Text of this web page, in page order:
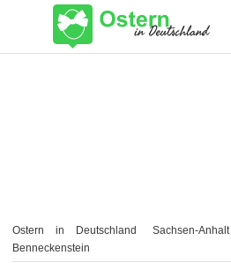
Ostern in Deutschland Sachsen-Anhalt
Benneckenstein